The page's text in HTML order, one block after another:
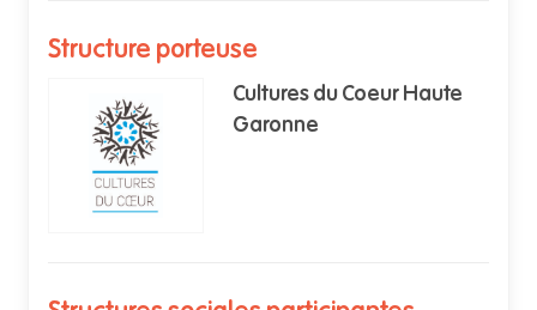
Structure porteuse
Cultures du Coeur Haute
Garonne